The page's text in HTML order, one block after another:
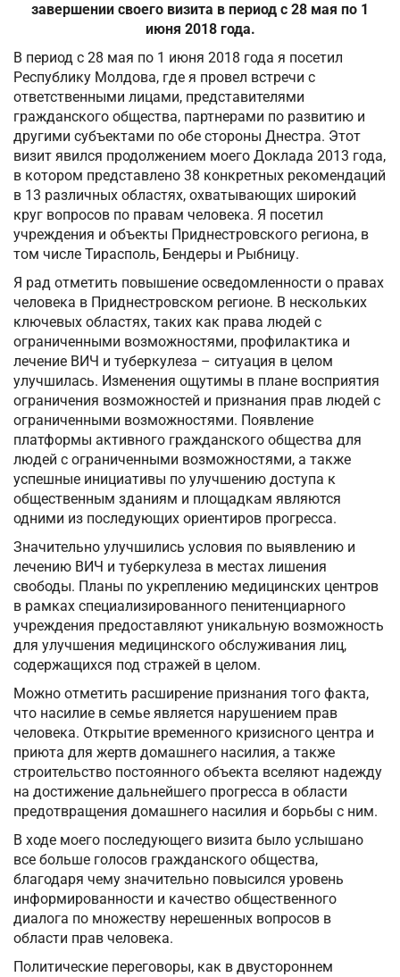
завершении своего визита в период с 28 мая по 1
июня 2018 года.
В период с 28 мая по 1 июня 2018 года я посетил
Республику Молдова, где я провел встречи с
ответственными лицами, представителями
гражданского общества, партнерами по развитию и
другими субъектами по обе стороны Днестра. Этот
визит явился продолжением моего Доклада 2013 года,
в котором представлено 38 конкретных рекомендаций
в 13 различных областях, охватывающих широкий
круг вопросов по правам человека. Я посетил
учреждения и объекты Приднестровского региона, в
том числе Тирасполь, Бендеры и Рыбницу.
Я рад отметить повышение осведомленности о правах
человека в Приднестровском регионе. В нескольких
ключевых областях, таких как права людей с
ограниченными возможностями, профилактика и
лечение ВИЧ и туберкулеза – ситуация в целом
улучшилась. Изменения ощутимы в плане восприятия
ограничения возможностей и признания прав людей с
ограниченными возможностями. Появление
платформы активного гражданского общества для
людей с ограниченными возможностями, а также
успешные инициативы по улучшению доступа к
общественным зданиям и площадкам являются
одними из последующих ориентиров прогресса.
Значительно улучшились условия по выявлению и
лечению ВИЧ и туберкулеза в местах лишения
свободы. Планы по укреплению медицинских центров
в рамках специализированного пенитенциарного
учреждения предоставляют уникальную возможность
для улучшения медицинского обслуживания лиц,
содержащихся под стражей в целом.
Можно отметить расширение признания того факта,
что насилие в семье является нарушением прав
человека. Открытие временного кризисного центра и
приюта для жертв домашнего насилия, а также
строительство постоянного объекта вселяют надежду
на достижение дальнейшего прогресса в области
предотвращения домашнего насилия и борьбы с ним.
В ходе моего последующего визита было услышано
все больше голосов гражданского общества,
благодаря чему значительно повысился уровень
информированности и качество общественного
диалога по множеству нерешенных вопросов в
области прав человека.
Политические переговоры, как в двустороннем